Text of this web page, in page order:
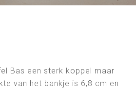
Bas een sterk koppel maar
van het bankje is 6,8 cm en